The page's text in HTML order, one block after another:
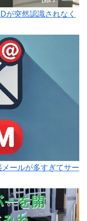
が突然認識されなく
ールが多すぎてサー